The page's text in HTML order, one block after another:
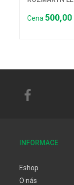
Cena 500,00
INFORMACE
Eshop
O nás